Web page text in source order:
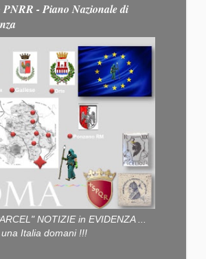
- Piano Nazionale di
NOTIZIE in EVIDENZA ...
Italia domani !!!